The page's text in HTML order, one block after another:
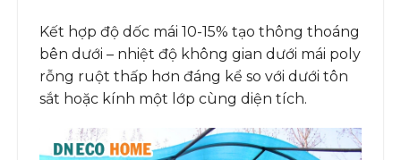
Kết hợp độ dốc mái 10-15% tạo thông thoáng
bên dưới – nhiệt độ không gian dưới mái poly
rỗng ruột thấp hơn đáng kể so với dưới tôn
sắt hoặc kính một lớp cùng diện tích.